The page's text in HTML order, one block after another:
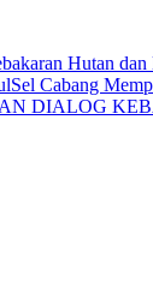
Hutan
Cabang
DIALOG